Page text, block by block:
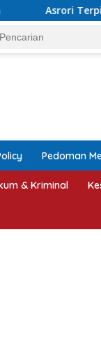
Ketua NPCI
Pedoman
& Kriminal